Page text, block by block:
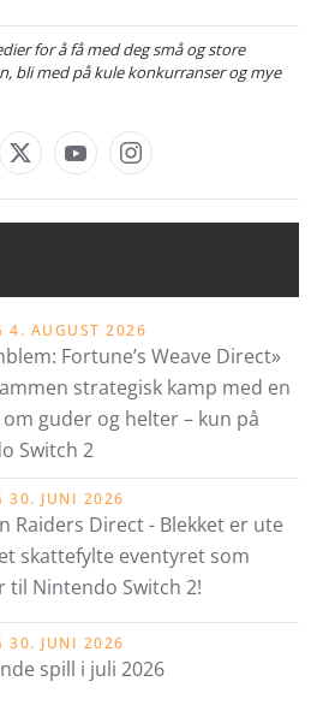
for å få med deg små og store
bli med på kule konkurranser og mye
4. AUGUST 2026
Fortune’s Weave Direct»
strategisk kamp med en
guder og helter – kun på
Switch 2
30. JUNI 2026
Raiders Direct - Blekket er ute
skattefylte eventyret som
til Nintendo Switch 2!
30. JUNI 2026
spill i juli 2026